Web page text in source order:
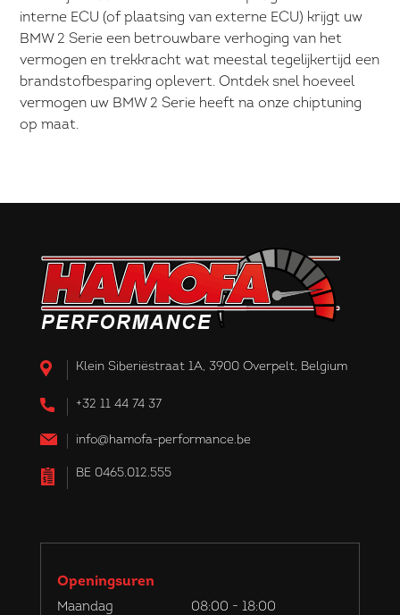
interne ECU (of plaatsing van externe ECU) krijgt uw
BMW 2 Serie een betrouwbare verhoging van het
vermogen en trekkracht wat meestal tegelijkertijd een
brandstofbesparing oplevert. Ontdek snel hoeveel
vermogen uw BMW 2 Serie heeft na onze chiptuning
op maat.
Klein Siberiëstraat 1A, 3900 Overpelt, Belgium
+32 11 44 74 37
info@hamofa-performance.be
BE 0465.012.555
Openingsuren
Maandag
08:00 - 18:00